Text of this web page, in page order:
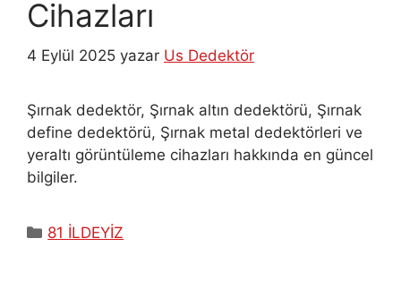
Cihazları
4 Eylül 2025 yazar Us Dedektör
Şırnak dedektör, Şırnak altın dedektörü, Şırnak
define dedektörü, Şırnak metal dedektörleri ve
yeraltı görüntüleme cihazları hakkında en güncel
bilgiler.
Kategoriler
81 İLDEYİZ